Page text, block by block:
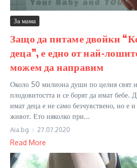
За мама
Защо да питаме двойки
деца”, е едно от най-
можем да направим
Около 50 милиона души по целия свят
плодовитостта и се борят да имат бебе.
имат деца е не само безчувствено, но е
живот. Ето няколко при...
Aia.bg 27.07.2020
Read More